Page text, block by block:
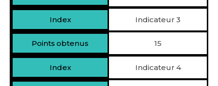
Indicateur 3
15
Indicateur 4